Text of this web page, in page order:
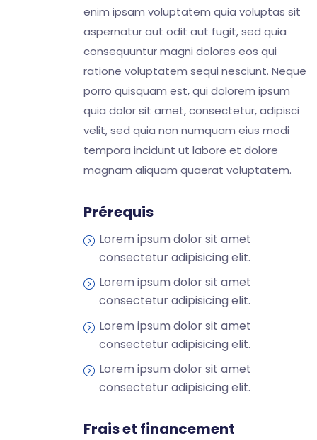
enim ipsam voluptatem quia voluptas sit
aspernatur aut odit aut fugit, sed quia
consequuntur magni dolores eos qui
ratione voluptatem sequi nesciunt. Neque
porro quisquam est, qui dolorem ipsum
quia dolor sit amet, consectetur, adipisci
velit, sed quia non numquam eius modi
tempora incidunt ut labore et dolore
magnam aliquam quaerat voluptatem.
Prérequis
Lorem ipsum dolor sit amet
consectetur adipisicing elit.
Lorem ipsum dolor sit amet
consectetur adipisicing elit.
Lorem ipsum dolor sit amet
consectetur adipisicing elit.
Lorem ipsum dolor sit amet
consectetur adipisicing elit.
Frais et financement